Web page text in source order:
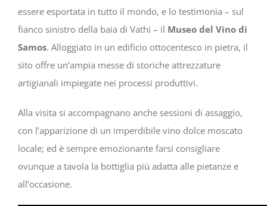
essere esportata in tutto il mondo, e lo testimonia – sul
fianco sinistro della baia di Vathi – il Museo del Vino di
Samos. Alloggiato in un edificio ottocentesco in pietra, il
sito offre un’ampia messe di storiche attrezzature
artigianali impiegate nei processi produttivi.
Alla visita si accompagnano anche sessioni di assaggio,
con l’apparizione di un imperdibile vino dolce moscato
locale; ed è sempre emozionante farsi consigliare
ovunque a tavola la bottiglia più adatta alle pietanze e
all’occasione.